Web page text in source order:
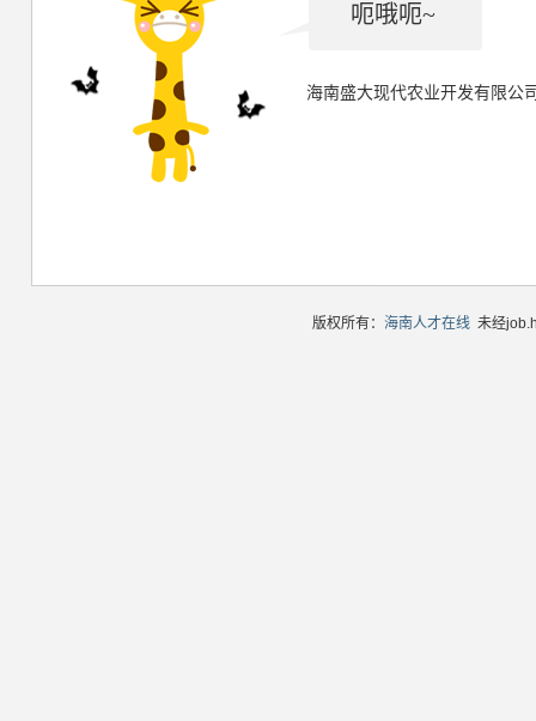
呃哦呃~
海南盛大现代农业开发有限公
版权所有： 海南人才在线 未经